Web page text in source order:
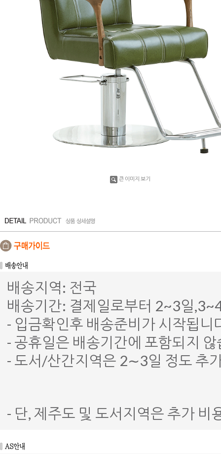
큰 이미지 보기
배송지역: 전국
배송기간: 결제일로부터 2~3일
- 입금확인후 배송준비가 시작됩니
- 공휴일은 배송기간에 포함되지 않
- 도서/산간지역은 2∼3일 정도 추
- 단, 제주도 및 도서지역은 추가 비